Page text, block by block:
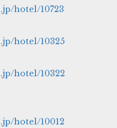
hotel/10723
hotel/10325
hotel/10322
hotel/10012